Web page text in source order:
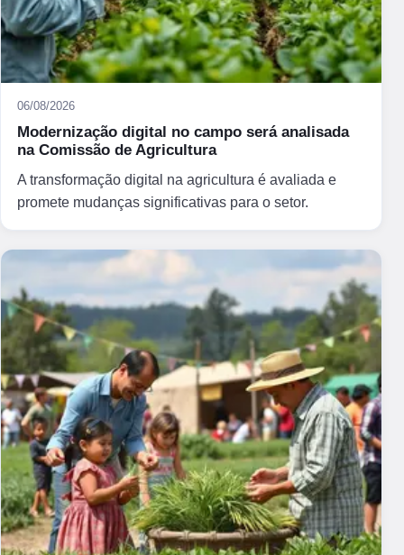
06/08/2026
Modernização digital no campo será analisada
na Comissão de Agricultura
A transformação digital na agricultura é avaliada e
promete mudanças significativas para o setor.